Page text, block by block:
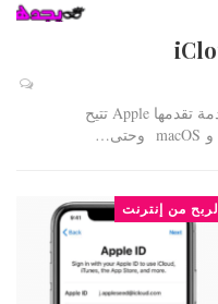
هل سمعت من قبل عن iCloud ؟ هذه خدمة تقدمها Apple تتيح
الربح من إنترنت